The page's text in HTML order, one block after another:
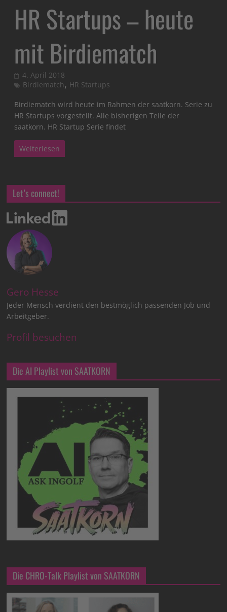
HR Startups – heute
mit Birdiematch
4. April 2018
Birdiematch, HR Startups
Birdiematch wird heute im Rahmen der saatkorn. Serie zu
HR Startups vorgestellt. Alle bisherigen Teile der
saatkorn. HR Startup Serie findet
Weiterlesen
Let’s connect!
Gero Hesse
Jeder Mensch verdient den bestmöglich passenden Job und
Arbeitgeber.
Profil besuchen
Die AI Playlist von SAATKORN
Die CHRO-Talk Playlist von SAATKORN